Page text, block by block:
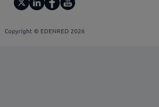
Copyright © EDENRED 2026